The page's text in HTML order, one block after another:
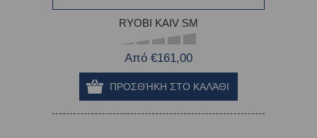
RYOBI KAIV SM
Από €161,00